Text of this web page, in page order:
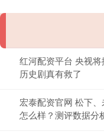
红河配资平台 央视
历史剧真有救了
宏泰配资官网 松下
怎么样？测评数据分